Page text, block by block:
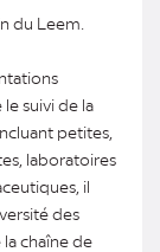
du Leem.
suivi de la
petites,
laboratoires
il
des
chaîne de